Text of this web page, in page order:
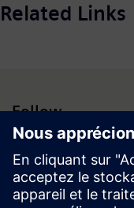
Related Links
Follow